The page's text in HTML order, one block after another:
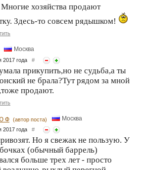
хозяйства продают
Здесь-то совсем рядышком!
Москва
2017 года #
прикупить,но не судьба,а ты
не брала?Тут рядом за мной
продают.
Ф (автор поста) Москва
2017 года #
Но я свежак не пользую. У
(обычный баррель)
больше трех лет - просто